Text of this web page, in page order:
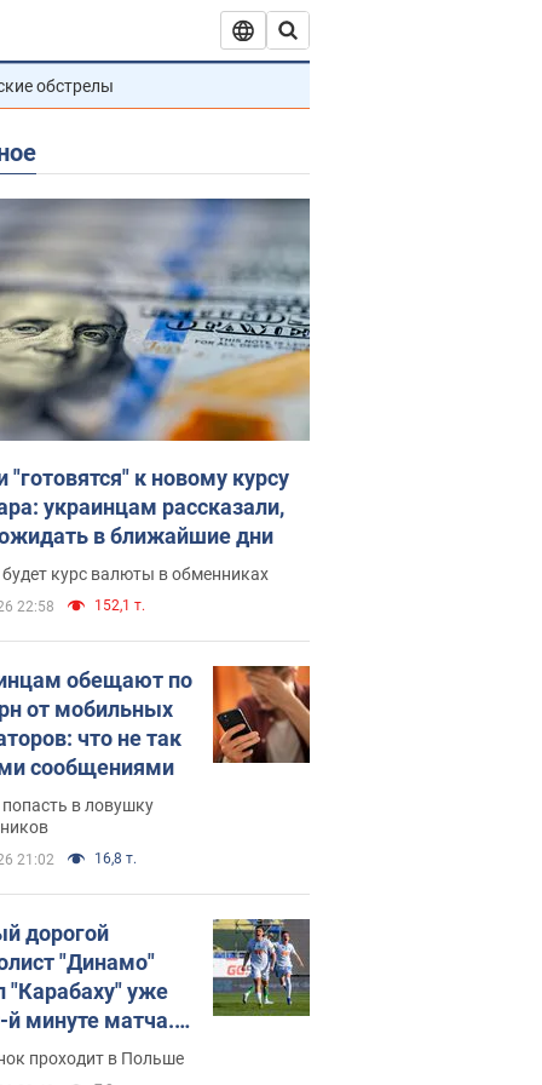
обстрелы
"готовятся" к новому курсу
украинцам рассказали,
в ближайшие дни
курс валюты в обменниках
22:58 152,1 т.
обещают по
от мобильных
что не так
сообщениями
попасть в ловушку
21:02 16,8 т.
дорогой
"Динамо"
"Карабаху" уже
й минуте матча.
проходит в Польше